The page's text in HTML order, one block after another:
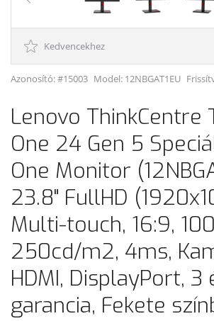
Kedvencekhez
Azonosító: #15003 Model: 12NBGAT1EU
Lenovo ThinkCentre
One 24 Gen 5
One Monitor
23.8" FullHD
Multi-touch, 16:9,
250cd/m2, 4ms,
HDMI, DisplayPort, 3
garancia, Fekete